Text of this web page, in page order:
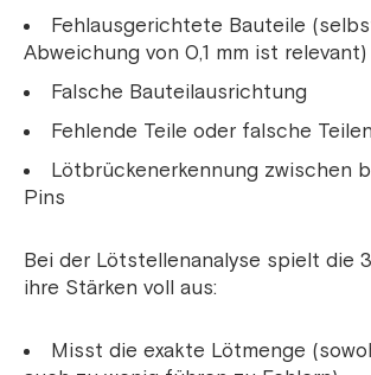
Fehlausgerichtete Bauteile
Abweichung von 0,1 mm ist relevant)
Falsche Bauteilausrichtung
Fehlende Teile oder falsche
Lötbrückenerkennung zwischen
Pins
Bei der Lötstellenanalyse spielt die
ihre Stärken voll aus:
Misst die exakte Lötmenge